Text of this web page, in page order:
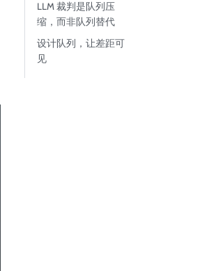
LLM 裁判是队列压
缩，而非队列替代
设计队列，让差距可
见